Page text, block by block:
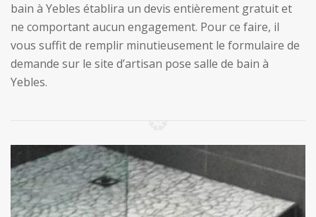
bain à Yebles établira un devis entièrement gratuit et
ne comportant aucun engagement. Pour ce faire, il
vous suffit de remplir minutieusement le formulaire de
demande sur le site d’artisan pose salle de bain à
Yebles.